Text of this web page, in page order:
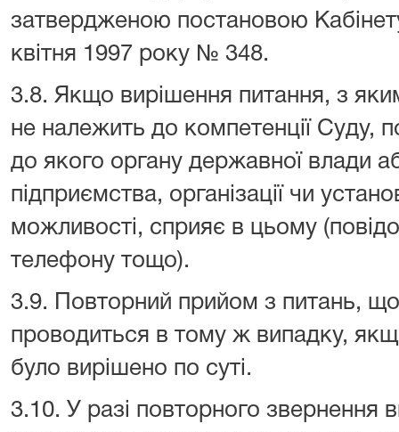
затвердженою постановою
квітня 1997 року № 348.
3.8. Якщо вирішення питання, з
не належить до компетенції Суду,
до якого органу державної влади
підприємства, організації чи
можливості, сприяє в цьому
телефону тощо).
3.9. Повторний прийом з питань,
проводиться в тому ж випадку,
було вирішено по суті.
3.10. У разі повторного звернення